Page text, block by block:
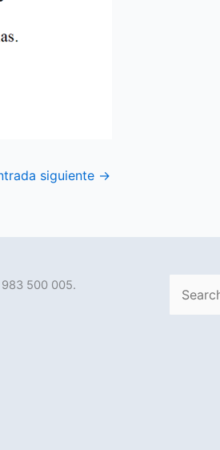
siguiente →
500 005.
Buscar
por: